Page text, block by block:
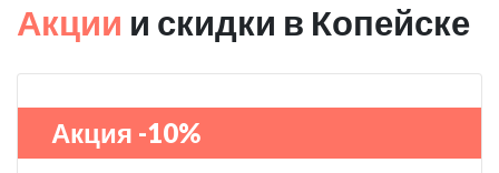
Акции и скидки в Копейске
Акция -10%